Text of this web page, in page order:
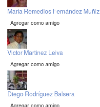
María Remedios Fernández Muñiz
Agregar como amigo
Victor Martinez Leiva
Agregar como amigo
Diego Rodríguez Balsera
Agregar como amigo